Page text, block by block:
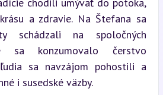
a zdravie. Na Štefana sa
schádzali na spoločných
sa konzumovalo čerstvo
sa navzájom pohostili a
i susedské väzby.